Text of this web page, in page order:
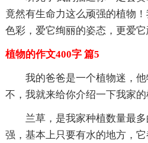
竟然有生命力这么顽强的植物
色彩，爱它绚丽的姿态，更爱它
植物的作文400字 篇5
我的爸爸是一个植物迷，
不，我就来给你介绍一下我家的
兰草，是我家种植数量最
强，基本上只要有水的地方，